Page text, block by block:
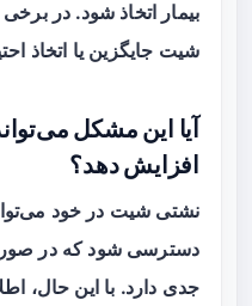
بیمار اتخاذ شود. در
شیت جایگزین یا اتخاذ
آیا این مشکل
افزایش دهد؟
نشتی شیت در خود
دسترسی شود که در
جدی دارد. با این حال،